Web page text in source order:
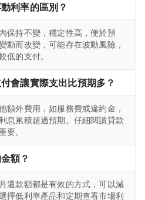
利率的區別？
保持不變，穩定性高，便於預
動而改變，可能存在波動風險，
低的支付。
會讓實際支出比預期多？
額外費用，如服務費或違約金，
息累積超過預期。仔細閱讀貸款
要。
額？
還款額都是有效的方式，可以減
擇低利率產品和定期查看市場利